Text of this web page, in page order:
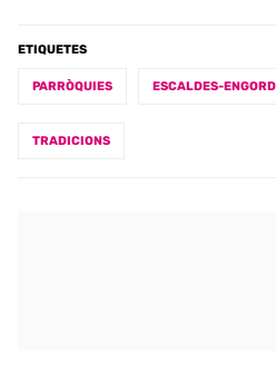
ETIQUETES
PARRÒQUIES ESCALDES-
TRADICIONS